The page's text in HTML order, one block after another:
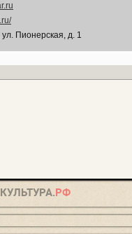
ул. Пионерская, д. 1